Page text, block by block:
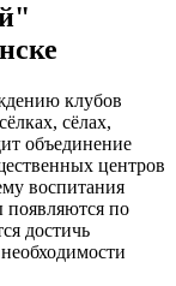
клубов
сёлах,
объединение
центров
воспитания
появляются по
достичь